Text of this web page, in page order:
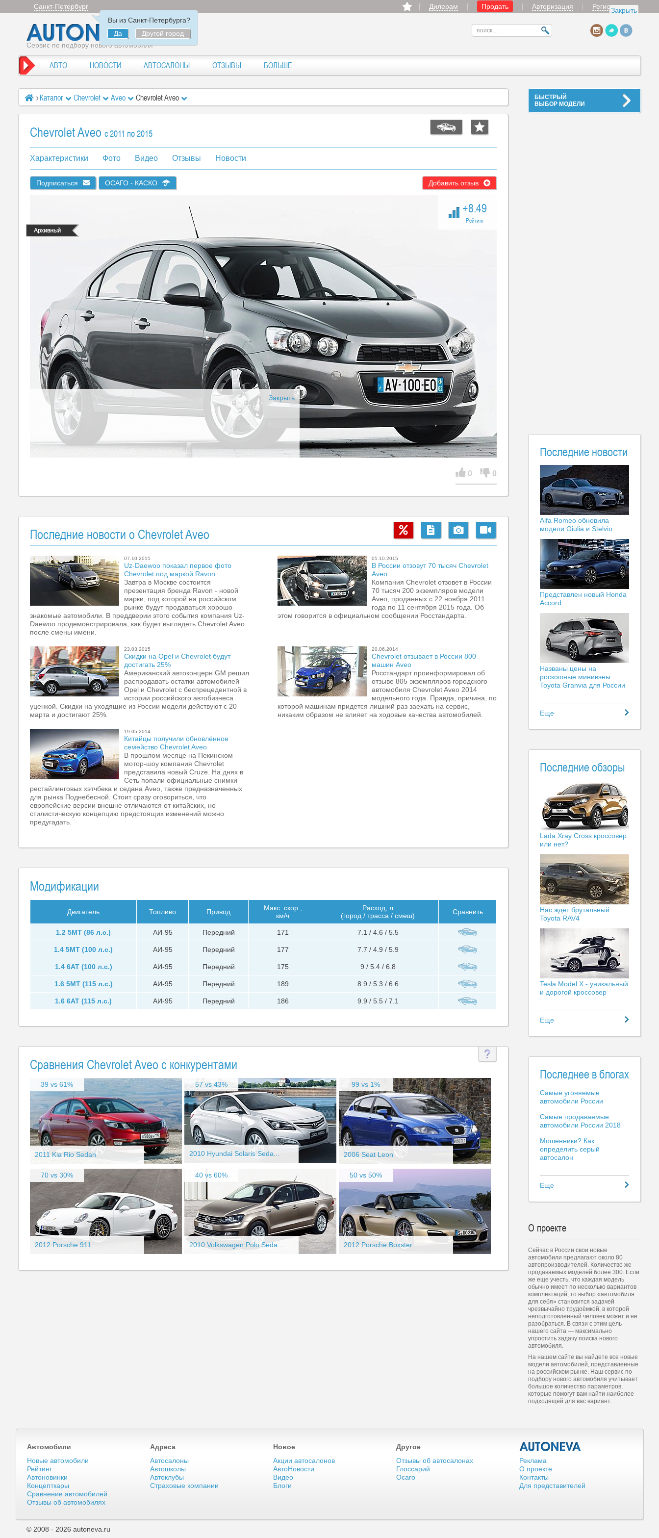
Закрыть
Санкт-Петербург
Вы из Санкт-Петербурга?
Да
Другой город
Дилерам Продать Авторизация Регистрация
Сервис по подбору нового автомобиля
АВТО НОВОСТИ АВТОСАЛОНЫ ОТЗЫВЫ БОЛЬШЕ
БЫСТРЫЙ
ВЫБОР МОДЕЛИ
Последние новости
Alfa Romeo обновила
модели Giulia и Stelvio
Представлен новый Honda
Accord
Названы цены на
роскошные минивэны
Toyota Granvia для России
Еще
Последние обзоры
Lada Xray Cross кроссовер
или нет?
Нас ждёт брутальный
Toyota RAV4
Tesla Model X - уникальный
и дорогой кроссовер
Еще
Последнее в блогах
Самые угоняемые
автомобили России
Самые продаваемые
автомобили России 2018
Мошенники? Как
определить серый
автосалон
Еще
О проекте
Сейчас в России свои новые
автомобили предлагают около 80
автопроизводителей. Количество же
продаваемых моделей более 300. Если
же еще учесть, что каждая модель
обычно имеет по несколько вариантов
комплектаций, то выбор «автомобиля
для себя» становится задачей
чрезвычайно трудоёмкой, в которой
неподготовленный человек может и не
разобраться. В связи с этим цель
нашего сайта — максимально
упростить задачу поиска нового
автомобиля.
На нашем сайте вы найдете все новые
модели автомобилей, представленные
на российском рынке. Наш сервис по
подбору нового автомобиля учитывает
большое количество параметров,
которые помогут вам найти наиболее
подходящей для вас вариант.
Каталог Chevrolet Aveo Chevrolet Aveo
Chevrolet Aveo c 2011 по 2015
Характеристики Фото Видео Отзывы Новости
Подписаться ОСАГО - КАСКО Добавить отзыв
+8.49
Рейтинг
Закрыть
0 0
Последние новости о Chevrolet Aveo
07.10.2015
Uz-Daewoo показал первое фото
Chevrolet под маркой Ravon
Завтра в Москве состоится
презентация бренда Ravon - новой
марки, под которой на российском
рынке будут продаваться хорошо
знакомые автомобили. В преддверии этого события компания Uz-
Daewoo продемонстрировала, как будет выглядеть Chevrolet Aveo
после смены имени.
05.10.2015
В России отзовут 70 тысяч Chevrolet
Aveo
Компания Chevrolet отзовет в России
70 тысяч 200 экземпляров модели
Aveo, проданных с 22 ноября 2011
года по 11 сентября 2015 года. Об
этом говорится в официальном сообщении Росстандарта.
23.03.2015
Скидки на Opel и Chevrolet будут
достигать 25%
Американский автоконцерн GM решил
распродавать остатки автомобилей
Opel и Chevrolet с беспрецедентной в
истории российского автобизнеса
уценкой. Скидки на уходящие из России модели действуют с 20
марта и достигают 25%.
20.06.2014
Chevrolet отзывает в России 800
машин Aveo
Росстандарт проинформировал об
отзыве 805 экземпляров городского
автомобиля Chevrolet Aveo 2014
модельного года. Правда, причина, по
которой машинам придется лишний раз заехать на сервис,
никаким образом не влияет на ходовые качества автомобилей.
19.05.2014
Китайцы получили обновлённое
семейство Chevrolet Aveo
В прошлом месяце на Пекинском
мотор-шоу компания Chevrolet
представила новый Cruze. На днях в
Сеть попали официальные снимки
рестайлинговых хэтчбека и седана Aveo, также предназначенных
для рынка Поднебесной. Стоит сразу оговориться, что
европейские версии внешне отличаются от китайских, но
стилистическую концепцию предстоящих изменений можно
предугадать.
Модификации
Двигатель Топливо Привод
Макс. скор.,
км/ч
Расход, л
(город / трасса / смеш)
Сравнить
1.2 5MT (86 л.с.) АИ-95 Передний 171 7.1 / 4.6 / 5.5
1.4 5MT (100 л.с.) АИ-95 Передний 177 7.7 / 4.9 / 5.9
1.4 6AT (100 л.с.) АИ-95 Передний 175 9 / 5.4 / 6.8
1.6 5MT (115 л.с.) АИ-95 Передний 189 8.9 / 5.3 / 6.6
1.6 6AT (115 л.с.) АИ-95 Передний 186 9.9 / 5.5 / 7.1
Сравнения Chevrolet Aveo с конкурентами
39 vs 61%
2011 Kia Rio Sedan
57 vs 43%
2010 Hyundai Solaris Seda...
99 vs 1%
2006 Seat Leon
70 vs 30%
2012 Porsche 911
40 vs 60%
2010 Volkswagen Polo Seda...
50 vs 50%
2012 Porsche Boxster
Автомобили Адреса Новое
Другое
Новые автомобили
Рейтинг
Автоновинки
Концепткары
Сравнение автомобилей
Отзывы об автомобилях
Автосалоны
Автошколы
Автоклубы
Страховые компании
Акции автосалонов
АвтоНовости
Видео
Блоги
Отзывы об автосалонах
Глоссарий
Осаго
Реклама
О проекте
Контакты
Для представителей
© 2008 - 2026 autoneva.ru